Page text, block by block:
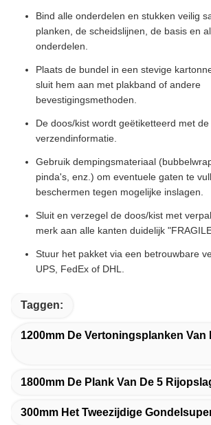
Bind alle onderdelen en stukken veilig
planken, de scheidslijnen, de basis en
onderdelen.
Plaats de bundel in een stevige
sluit hem aan met plakband of andere
bevestigingsmethoden.
De doos/kist wordt geëtiketteerd met de
verzendinformatie.
Gebruik dempingsmateriaal
pinda's, enz.) om eventuele gaten te
beschermen tegen mogelijke inslagen.
Sluit en verzegel de doos/kist met
merk aan alle kanten duidelijk
Stuur het pakket via een betrouwbare
UPS, FedEx of DHL.
Taggen:
1200mm De Vertoningsplanken Van
1800mm De Plank Van De 5
300mm Het Tweezijdige